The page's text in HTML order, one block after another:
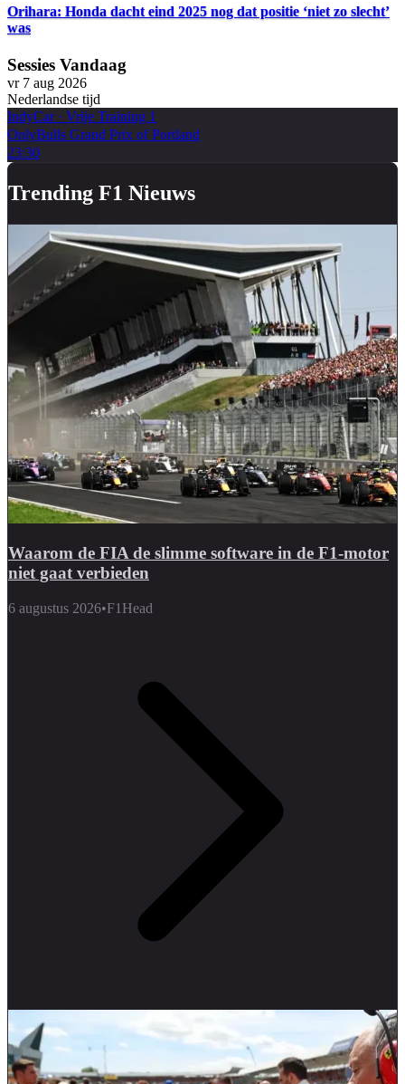
Orihara: Honda dacht eind 2025 nog dat positie ‘niet zo slecht’
was
Sessies Vandaag
vr 7 aug 2026
Nederlandse tijd
IndyCar· Vrije Training 1
OnlyBulls Grand Prix of Portland
23:30
Trending F1 Nieuws
Waarom de FIA de slimme software in de F1-motor
niet gaat verbieden
6 augustus 2026•F1Head